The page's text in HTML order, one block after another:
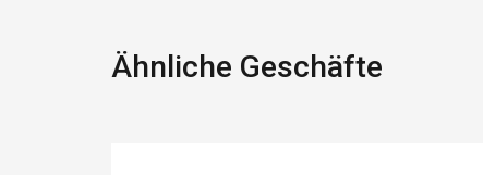
Ähnliche Geschäfte